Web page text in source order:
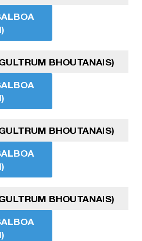
BHOUTANAIS)
BHOUTANAIS)
BHOUTANAIS)